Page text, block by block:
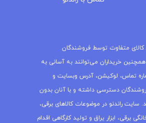
کالای متفاوت توسط فروشندگان
خریداران می‌توانند به آسانی به
تماس، لوکیشن، آدرس وبسایت و
دسترسی داشته و با آنان بدون
سایت راندنو در موضوعات کالاهای برقی،
برقی، ابزار یراق و تولید کارگاهی اقدام